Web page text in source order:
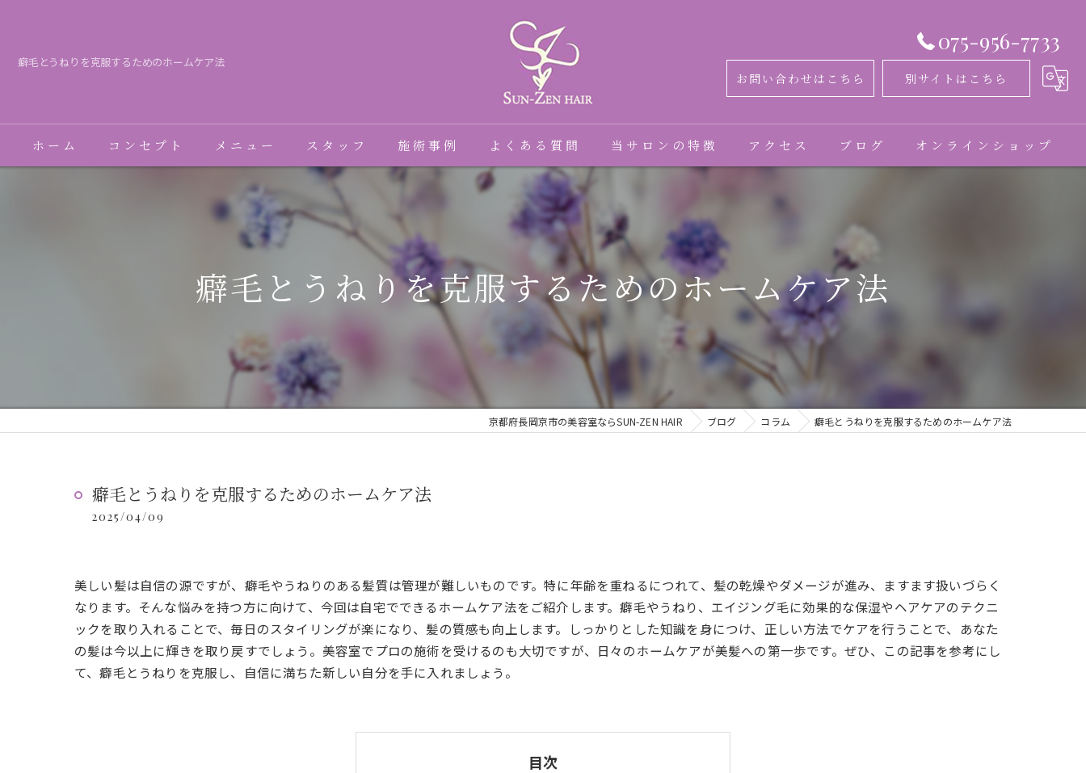
癖毛とうねりを克服するためのホームケア法
075-956-7733
お問い合わせはこちら 別サイトはこちら
ホーム コンセプト メニュー スタッフ 施術事例 よくある質問 当サロンの特徴
癖毛
縮毛矯正
トリートメント
ダメージ毛
アクセス ブログ
お客様の声
オンラインショップ
癖毛とうねりを克服するためのホームケア法
京都府長岡京市の美容室ならSUN-ZEN HAIR ブログ コラム 癖毛とうねりを克服するためのホームケア法
癖毛とうねりを克服するためのホームケア法
2025/04/09
美しい髪は自信の源ですが、癖毛やうねりのある髪質は管理が難しいものです。特に年齢を重ねるにつれて、髪の乾燥やダメージが進み、ますます扱いづらく
なります。そんな悩みを持つ方に向けて、今回は自宅でできるホームケア法をご紹介します。癖毛やうねり、エイジング毛に効果的な保湿やヘアケアのテクニ
ックを取り入れることで、毎日のスタイリングが楽になり、髪の質感も向上します。しっかりとした知識を身につけ、正しい方法でケアを行うことで、あなた
の髪は今以上に輝きを取り戻すでしょう。美容室でプロの施術を受けるのも大切ですが、日々のホームケアが美髪への第一歩です。ぜひ、この記事を参考にし
て、癖毛とうねりを克服し、自信に満ちた新しい自分を手に入れましょう。
目次